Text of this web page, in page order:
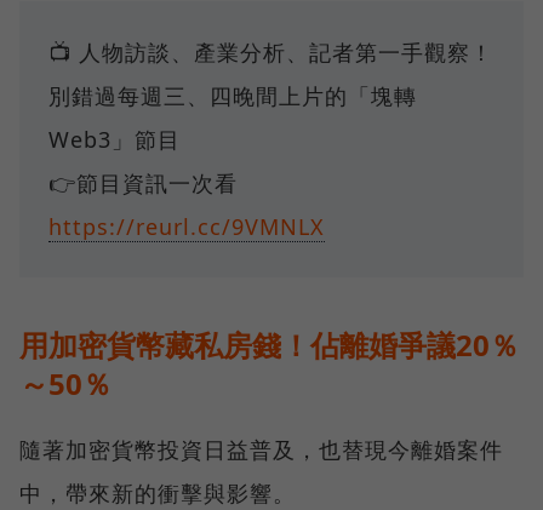
📺 人物訪談、產業分析、記者第一手觀察！
別錯過每週三、四晚間上片的「塊轉
Web3」節目
👉節目資訊一次看
https://reurl.cc/9VMNLX
用加密貨幣藏私房錢！佔離婚爭議20％
～50％
隨著加密貨幣投資日益普及，也替現今離婚案件
中，帶來新的衝擊與影響。